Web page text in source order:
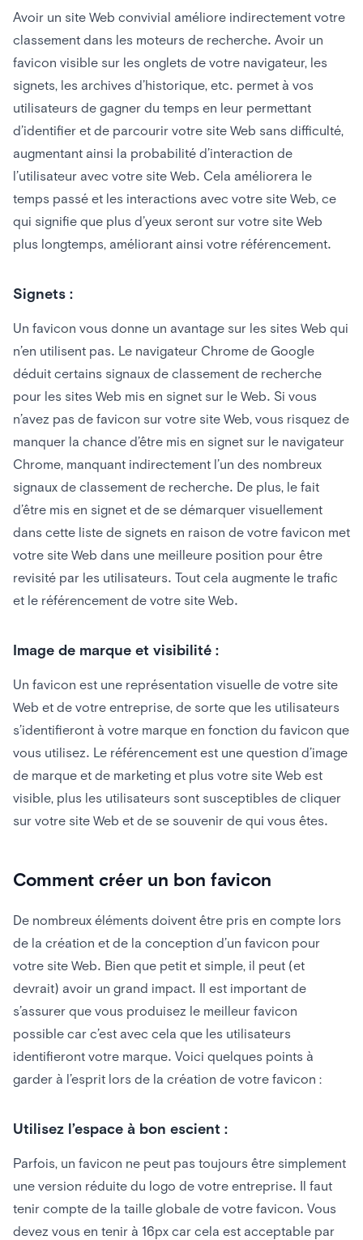
Avoir un site Web convivial améliore indirectement votre
classement dans les moteurs de recherche. Avoir un
favicon visible sur les onglets de votre navigateur, les
signets, les archives d’historique, etc. permet à vos
utilisateurs de gagner du temps en leur permettant
d’identifier et de parcourir votre site Web sans difficulté,
augmentant ainsi la probabilité d’interaction de
l’utilisateur avec votre site Web. Cela améliorera le
temps passé et les interactions avec votre site Web, ce
qui signifie que plus d’yeux seront sur votre site Web
plus longtemps, améliorant ainsi votre référencement.
Signets :
Un favicon vous donne un avantage sur les sites Web qui
n’en utilisent pas. Le navigateur Chrome de Google
déduit certains signaux de classement de recherche
pour les sites Web mis en signet sur le Web. Si vous
n’avez pas de favicon sur votre site Web, vous risquez de
manquer la chance d’être mis en signet sur le navigateur
Chrome, manquant indirectement l’un des nombreux
signaux de classement de recherche. De plus, le fait
d’être mis en signet et de se démarquer visuellement
dans cette liste de signets en raison de votre favicon met
votre site Web dans une meilleure position pour être
revisité par les utilisateurs. Tout cela augmente le trafic
et le référencement de votre site Web.
Image de marque et visibilité :
Un favicon est une représentation visuelle de votre site
Web et de votre entreprise, de sorte que les utilisateurs
s’identifieront à votre marque en fonction du favicon que
vous utilisez. Le référencement est une question d’image
de marque et de marketing et plus votre site Web est
visible, plus les utilisateurs sont susceptibles de cliquer
sur votre site Web et de se souvenir de qui vous êtes.
Comment créer un bon favicon
De nombreux éléments doivent être pris en compte lors
de la création et de la conception d’un favicon pour
votre site Web. Bien que petit et simple, il peut (et
devrait) avoir un grand impact. Il est important de
s’assurer que vous produisez le meilleur favicon
possible car c’est avec cela que les utilisateurs
identifieront votre marque. Voici quelques points à
garder à l’esprit lors de la création de votre favicon :
Utilisez l’espace à bon escient :
Parfois, un favicon ne peut pas toujours être simplement
une version réduite du logo de votre entreprise. Il faut
tenir compte de la taille globale de votre favicon. Vous
devez vous en tenir à 16px car cela est acceptable par